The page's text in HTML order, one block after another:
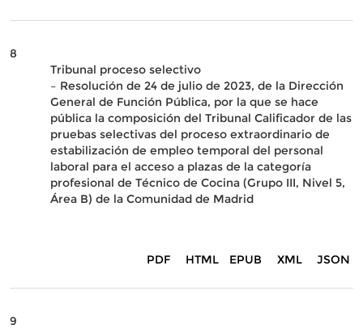
8
Tribunal proceso selectivo
– Resolución de 24 de julio de 2023, de la Dirección
General de Función Pública, por la que se hace
pública la composición del Tribunal Calificador de las
pruebas selectivas del proceso extraordinario de
estabilización de empleo temporal del personal
laboral para el acceso a plazas de la categoría
profesional de Técnico de Cocina (Grupo III, Nivel 5,
Área B) de la Comunidad de Madrid
PDF HTML EPUB XML JSON
9